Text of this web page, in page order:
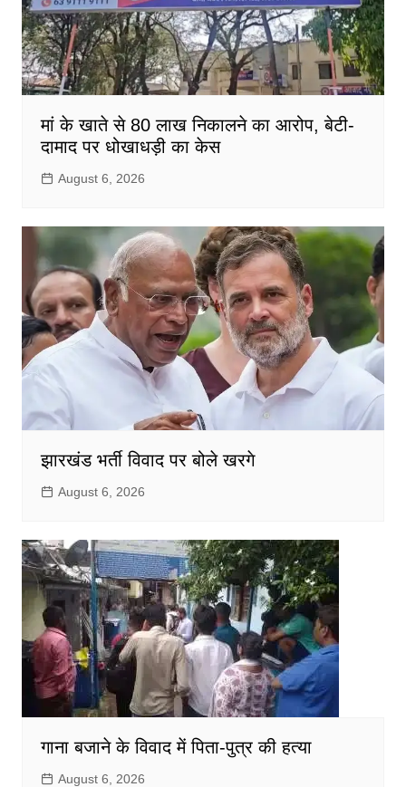
मां के खाते से 80 लाख निकालने का आरोप, बेटी-
दामाद पर धोखाधड़ी का केस
August 6, 2026
झारखंड भर्ती विवाद पर बोले खरगे
August 6, 2026
गाना बजाने के विवाद में पिता-पुत्र की हत्या
August 6, 2026